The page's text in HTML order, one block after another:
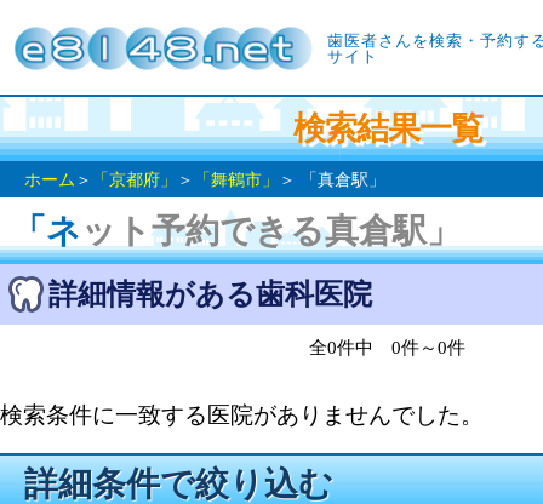
歯医者さんを検索・予約す
サイト
検索結果一覧
ホーム ＞ 「京都府」 ＞ 「舞鶴市」 ＞ 「真倉駅」
「ネット予約できる真倉駅」
詳細情報がある歯科医院
全0件中 0件～0件
検索条件に一致する医院がありませんでした。
詳細条件で絞り込む